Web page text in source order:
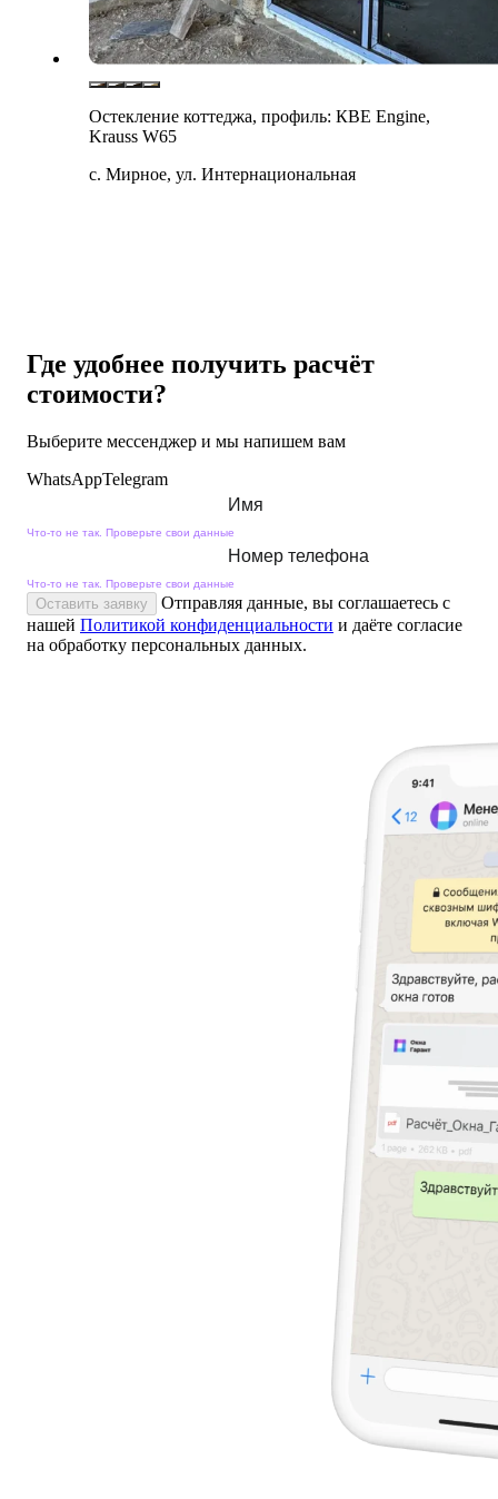
Остекление коттеджа, профиль: КВЕ Engine,
Krauss W65
с. Мирное, ул. Интернациональная
Где удобнее получить расчёт
стоимости?
Выберите мессенджер и мы напишем вам
WhatsAppTelegram
Имя
Что-то не так. Проверьте свои данные
Номер телефона
Что-то не так. Проверьте свои данные
Оставить заявку
Отправляя данные, вы соглашаетесь с
нашей Политикой конфиденциальности и даёте согласие
на обработку персональных данных.